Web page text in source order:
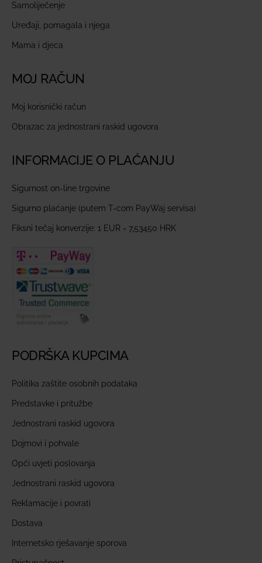
Samoliječenje
Uređaji, pomagala i njega
Mama i djeca
MOJ RAČUN
Moj korisnički račun
Obrazac za jednostrani raskid ugovora
INFORMACIJE O PLAĆANJU
Sigurnost on-line trgovine
Sigurno plaćanje (putem T-com PayWaj servisa)
Fiksni tečaj konverzije: 1 EUR = 7,53450 HRK
PODRŠKA KUPCIMA
Politika zaštite osobnih podataka
Predstavke i pritužbe
Jednostrani raskid ugovora
Dojmovi i pohvale
Opći uvjeti poslovanja
Jednostrani raskid ugovora
Reklamacije i povrati
Dostava
Internetsko rješavanje sporova